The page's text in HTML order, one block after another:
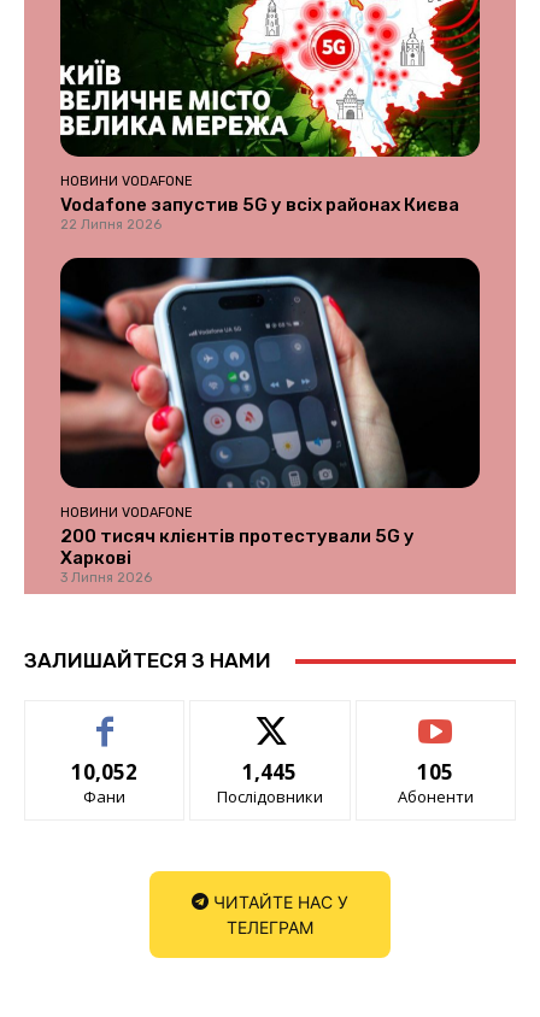
НОВИНИ VODAFONE
Vodafone запустив 5G у всіх районах Києва
22 Липня 2026
НОВИНИ VODAFONE
200 тисяч клієнтів протестували 5G у
Харкові
3 Липня 2026
ЗАЛИШАЙТЕСЯ З НАМИ
10,052
Фани
1,445
Послідовники
105
Абоненти
ЧИТАЙТЕ НАС У
ТЕЛЕГРАМ